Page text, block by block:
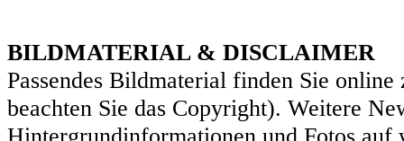
BILDMATERIAL & DISCLAIMER
Passendes Bildmaterial finden Sie
beachten Sie das Copyright). Weitere
Hintergrundinformationen und Fotos auf